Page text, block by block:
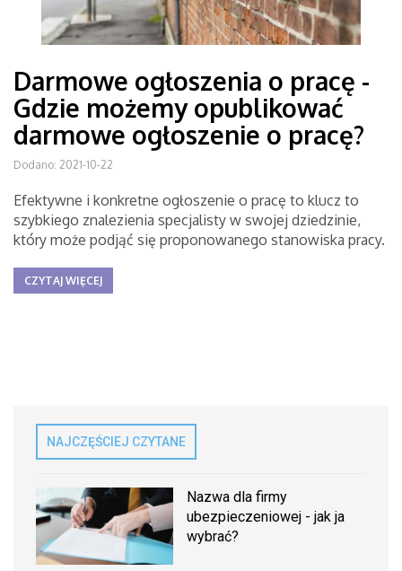
Darmowe ogłoszenia o pracę -
Gdzie możemy opublikować
darmowe ogłoszenie o pracę?
Dodano: 2021-10-22
Efektywne i konkretne ogłoszenie o pracę to klucz to
szybkiego znalezienia specjalisty w swojej dziedzinie,
który może podjąć się proponowanego stanowiska pracy.
CZYTAJ WIĘCEJ
NAJCZĘŚCIEJ CZYTANE
Nazwa dla firmy
ubezpieczeniowej - jak ja
wybrać?